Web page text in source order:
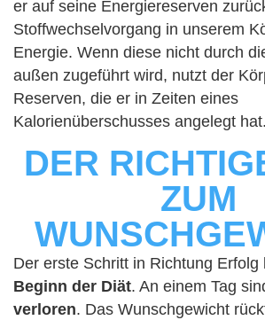
er auf seine Energiereserven
Stoffwechselvorgang in unserem
Energie. Wenn diese nicht durch
außen zugeführt wird, nutzt der
Reserven, die er in Zeiten eines
Kalorienüberschusses angelegt hat.
DER
ZUM
Der erste Schritt in Richtung Erfolg
Beginn der Diät. An einem Tag
verloren. Das Wunschgewicht